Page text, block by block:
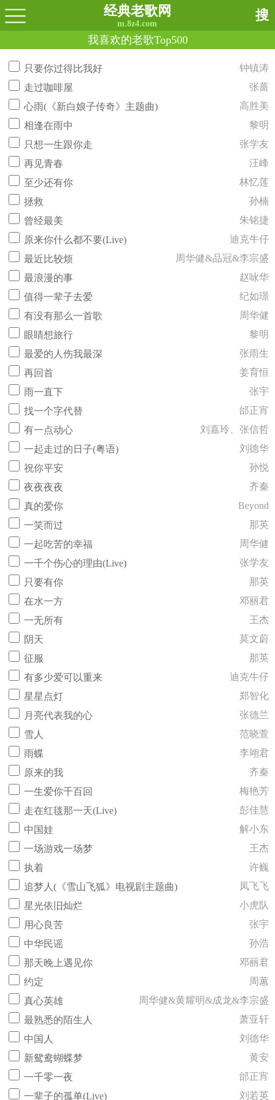
经典老歌网
m.8z4.com
搜
我喜欢的老歌Top500
只要你过得比我好
钟镇涛
走过咖啡屋
张蔷
心雨(《新白娘子传奇》主题曲)
高胜美
相逢在雨中
黎明
只想一生跟你走
张学友
再见青春
汪峰
至少还有你
林忆莲
拯救
孙楠
曾经最美
朱铭捷
原来你什么都不要(Live)
迪克牛仔
最近比较烦
周华健&品冠&李宗盛
最浪漫的事
赵咏华
值得一辈子去爱
纪如璟
有没有那么一首歌
周华健
眼睛想旅行
黎明
最爱的人伤我最深
张雨生
再回首
姜育恒
雨一直下
张宇
找一个字代替
邰正宵
有一点动心
刘嘉玲、张信哲
一起走过的日子(粤语)
刘德华
祝你平安
孙悦
夜夜夜夜
齐秦
真的爱你
Beyond
一笑而过
那英
一起吃苦的幸福
周华健
一千个伤心的理由(Live)
张学友
只要有你
那英
在水一方
邓丽君
一无所有
王杰
阴天
莫文蔚
征服
那英
有多少爱可以重来
迪克牛仔
星星点灯
郑智化
月亮代表我的心
张德兰
雪人
范晓萱
雨蝶
李翊君
原来的我
齐秦
一生爱你千百回
梅艳芳
走在红毯那一天(Live)
彭佳慧
中国娃
解小东
一场游戏一场梦
王杰
执着
许巍
追梦人(《雪山飞狐》电视剧主题曲)
凤飞飞
星光依旧灿烂
小虎队
用心良苦
张宇
中华民谣
孙浩
那天晚上遇见你
邓丽君
约定
周蕙
真心英雄
周华健&黄耀明&成龙&李宗盛
最熟悉的陌生人
萧亚轩
中国人
刘德华
新鸳鸯蝴蝶梦
黄安
一千零一夜
邰正宵
一辈子的孤单(Live)
刘若英